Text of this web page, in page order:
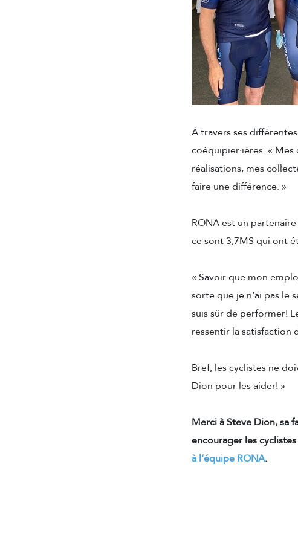
À travers ses
coéquipier·ières. «
réalisations, mes
faire une différence. »
RONA est un
ce sont 3,7M$ qui ont
« Savoir que mon
sorte que je n’ai pas le
suis sûr de performer!
ressentir la satisfaction
Bref, les cyclistes ne
Dion pour les aider! »
Merci à Steve Dion, sa
encourager les
à l’équipe RONA.